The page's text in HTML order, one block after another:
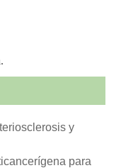
y
para